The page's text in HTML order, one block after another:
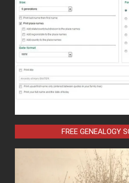
FREE GENEALOGY